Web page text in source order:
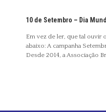
10 de Setembro – Dia
Em vez de ler, que tal ouvir
abaixo: A campanha
Desde 2014, a Associação